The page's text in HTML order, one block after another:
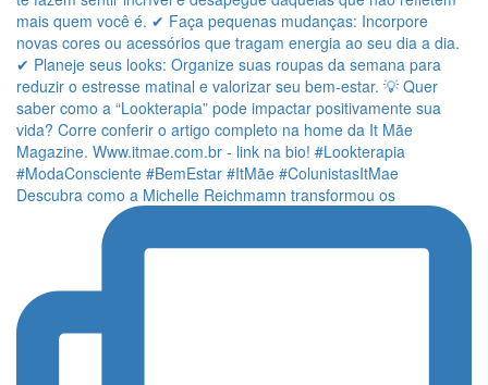
Descubra como a Michelle Reichmamn transformou os